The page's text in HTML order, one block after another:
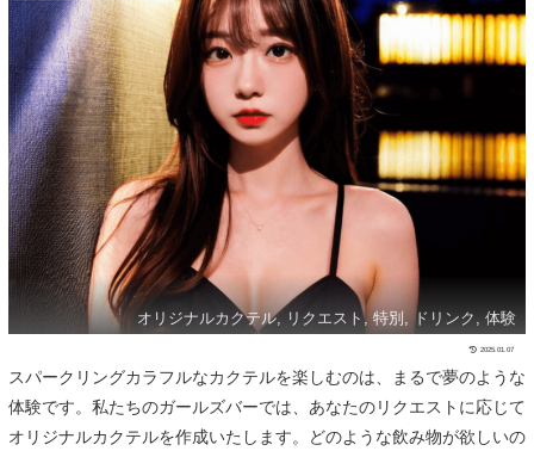
オリジナルカクテル, リクエスト, 特別, ドリンク, 体験
2025.01.07
スパークリングカラフルなカクテルを楽しむのは、まるで夢のような
体験です。私たちのガールズバーでは、あなたのリクエストに応じて
オリジナルカクテルを作成いたします。どのような飲み物が欲しいの